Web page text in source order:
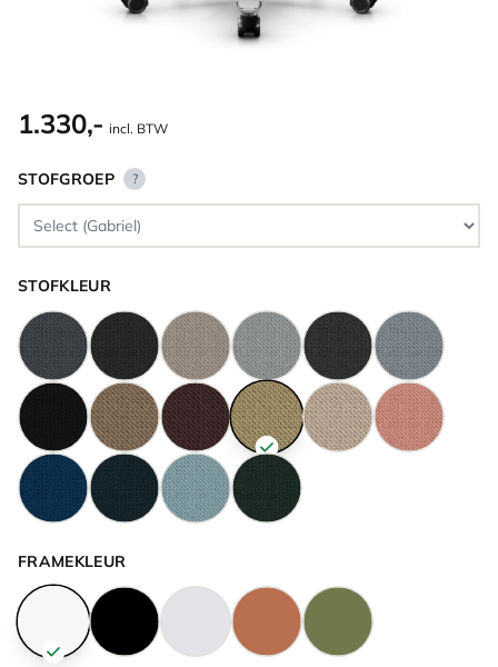
1.330,- incl. BTW
STOFGROEP ?
STOFKLEUR
FRAMEKLEUR